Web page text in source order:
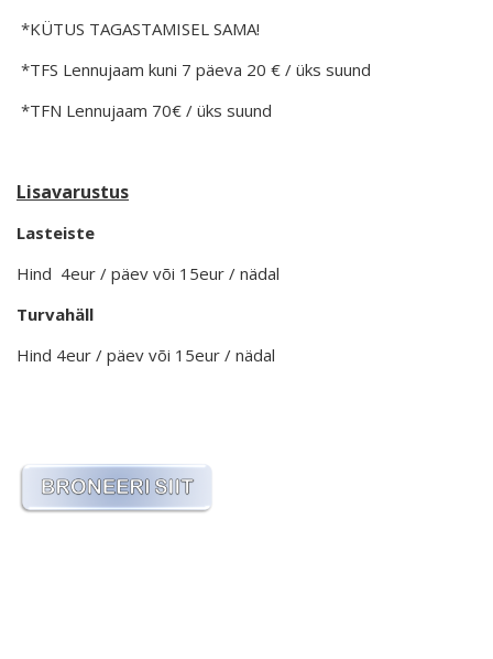
*KÜTUS TAGASTAMISEL SAMA!
*TFS Lennujaam kuni 7 päeva 20 € / üks suund
*TFN Lennujaam 70€ / üks suund
Lisavarustus
Lasteiste
Hind 4eur / päev või 15eur / nädal
Turvahäll
Hind 4eur / päev või 15eur / nädal